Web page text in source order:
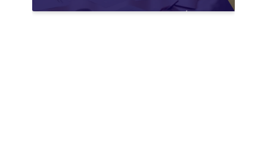
NOUVELLES